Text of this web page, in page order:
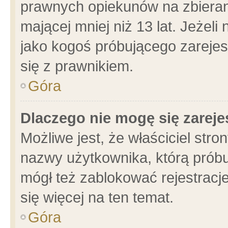
prawnych opiekunów na
mającej mniej niż 13 lat. Jeżeli
jako kogoś próbującego
się z prawnikiem.
Góra
Dlaczego nie mogę się
Możliwe jest, że właściciel
nazwy użytkownika, którą
mógł też zablokować
się więcej na ten temat.
Góra